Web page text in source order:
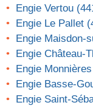
Engie Vertou
Engie Le Pallet
Engie Maisdon-
Engie Château-
Engie
Engie Basse-
Engie Saint-